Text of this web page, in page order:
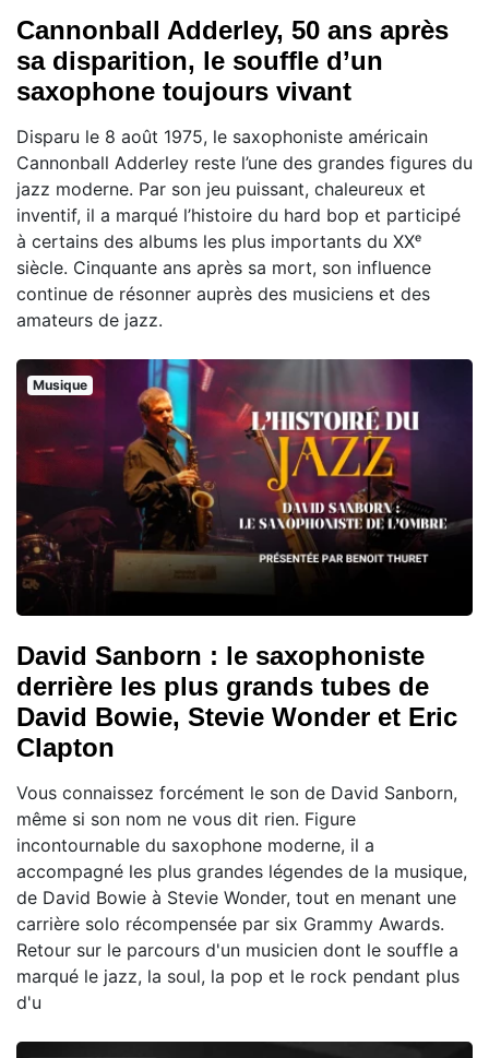
Cannonball Adderley, 50 ans après
sa disparition, le souffle d’un
saxophone toujours vivant
Disparu le 8 août 1975, le saxophoniste américain
Cannonball Adderley reste l’une des grandes figures du
jazz moderne. Par son jeu puissant, chaleureux et
inventif, il a marqué l’histoire du hard bop et participé
à certains des albums les plus importants du XXᵉ
siècle. Cinquante ans après sa mort, son influence
continue de résonner auprès des musiciens et des
amateurs de jazz.
Musique
David Sanborn : le saxophoniste
derrière les plus grands tubes de
David Bowie, Stevie Wonder et Eric
Clapton
Vous connaissez forcément le son de David Sanborn,
même si son nom ne vous dit rien. Figure
incontournable du saxophone moderne, il a
accompagné les plus grandes légendes de la musique,
de David Bowie à Stevie Wonder, tout en menant une
carrière solo récompensée par six Grammy Awards.
Retour sur le parcours d'un musicien dont le souffle a
marqué le jazz, la soul, la pop et le rock pendant plus
d'u